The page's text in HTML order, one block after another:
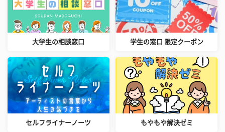
大学生の相談窓口 学生の窓口 限定クーポン
セルフライナーノーツ もやもや解決ゼミ